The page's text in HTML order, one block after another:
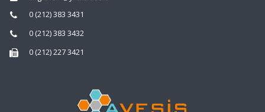
0 (212) 383 3431
0 (212) 383 3432
0 (212) 227 3421